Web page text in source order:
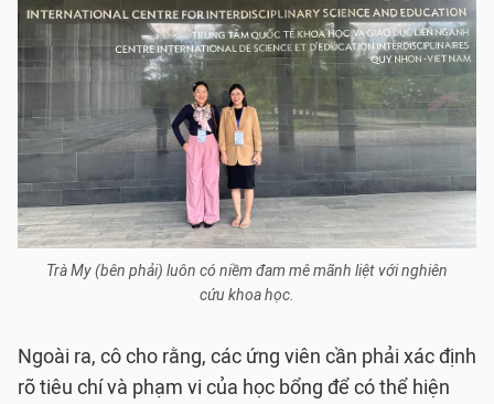
Trà My (bên phải) luôn có niềm đam mê mãnh liệt với nghiên
cứu khoa học.
Ngoài ra, cô cho rằng, các ứng viên cần phải xác định
rõ tiêu chí và phạm vi của học bổng để có thể hiện